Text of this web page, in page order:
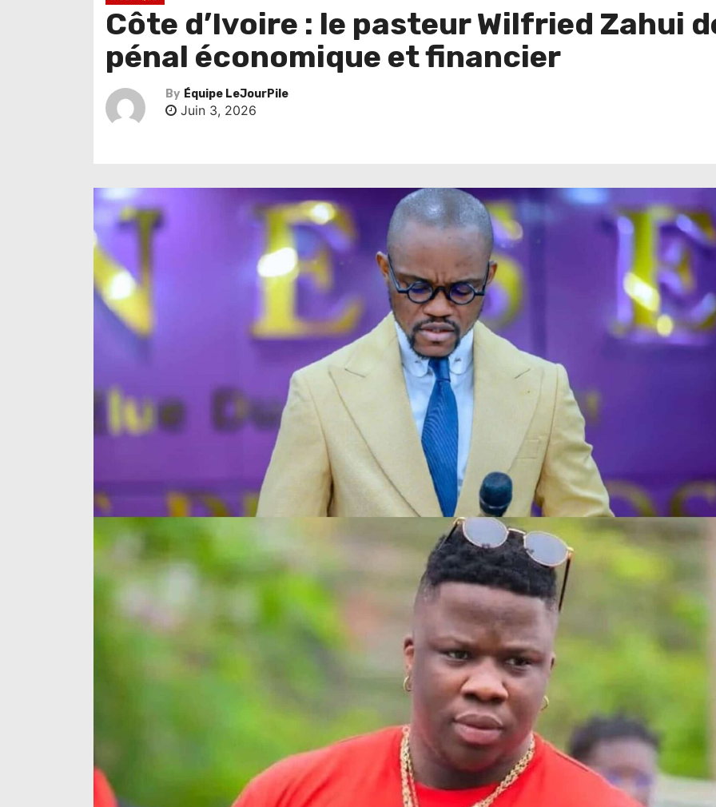
Côte d’Ivoire : le pasteur Wilfried Zahui
pénal économique et financier
By Équipe LeJourPile
Juin 3, 2026